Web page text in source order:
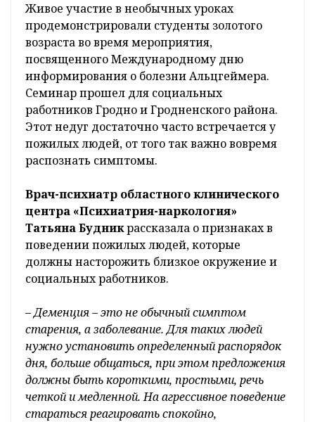
Живое участие в необычных уроках
продемонстрировали студенты золотого
возраста во время мероприятия,
посвященного Международному дню
информирования о болезни Альцгеймера.
Семинар прошел для социальных
работников Гродно и Гродненского района.
Этот недуг достаточно часто встречается у
пожилых людей, от того так важно вовремя
распознать симптомы.
Врач-психиатр областного клинического
центра «Психиатрия-наркология»
Татьяна Будникрассказала о признаках в
поведении пожилых людей, которые
должны насторожить близкое окружение и
социальных работников.
–Деменция – это не обычный симптом
старения, а заболевание. Для таких людей
нужно установить определенный распорядок
дня, больше общаться, при этом предложения
должны быть короткими, простыми, речь
четкой и медленной. На агрессивное поведение
стараться реагировать спокойно,